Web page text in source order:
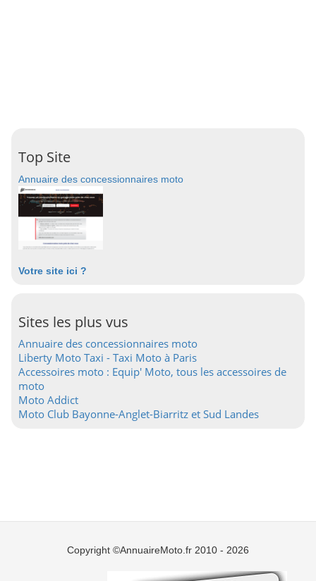
Top Site
Annuaire des concessionnaires moto
Votre site ici ?
Sites les plus vus
Annuaire des concessionnaires moto
Liberty Moto Taxi - Taxi Moto à Paris
Accessoires moto : Equip' Moto, tous les accessoires de
moto
Moto Addict
Moto Club Bayonne-Anglet-Biarritz et Sud Landes
Copyright ©AnnuaireMoto.fr 2010 - 2026